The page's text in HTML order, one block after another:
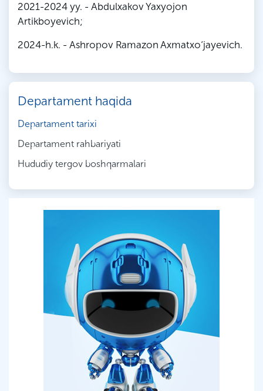
2021-2024 yy. - Abdulxakov Yaxyojon
Artikboyevich;
2024-h.k. - Ashropov Ramazon Axmatxo‘jayevich.
Departament haqida
Departament tarixi
Departament rahbariyati
Hududiy tergov boshqarmalari